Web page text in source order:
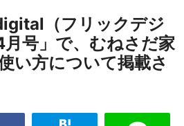
（フリックデジ
号」で、むねさだ家
い方について掲載さ